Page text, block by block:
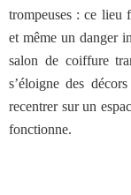
trompeuses : ce lieu
et même un danger
salon de coiffure
s’éloigne des
recentrer sur un
fonctionne.